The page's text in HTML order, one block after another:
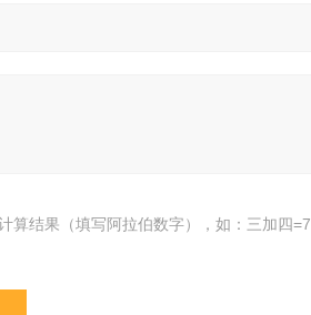
算结果（填写阿拉伯数字），如：三加四=7